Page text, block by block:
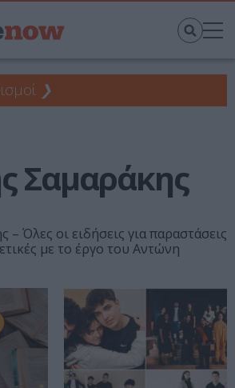
❯
Σαμαράκης
Όλες οι ειδήσεις για παραστάσεις
με το έργο του Αντώνη